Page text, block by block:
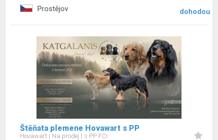
Prostějov dohodou
Štěňata plemene Hovawart s PP
Hovawart Na prodej s PP FCI